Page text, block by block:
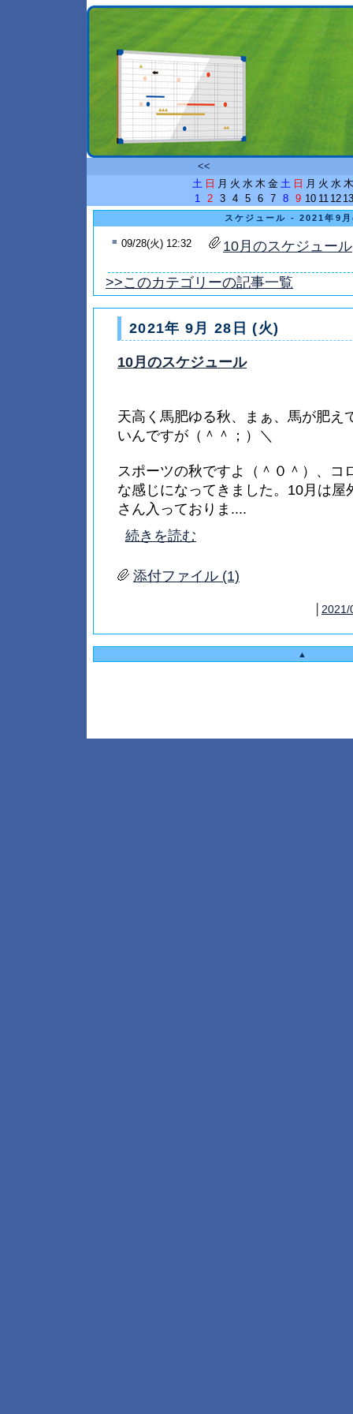
<<
土 日 月 火 水 木 金 土 日 月 火 水 木
1
2 3 4 5 6 7 8 9 10 11 12 13
スケジュール - 2021年9月
■ 09/28(火) 12:32 10月のスケジュール
>>このカテゴリーの記事一覧
2021年 9月 28日 (火)
10月のスケジュール
天高く馬肥ゆる秋、まぁ、馬が肥え
いんですが（＾＾；）＼
スポーツの秋ですよ（＾０＾）、コ
な感じになってきました。10月は屋
さん入っておりま....
続きを読む
添付ファイル (1)
2021/
▲